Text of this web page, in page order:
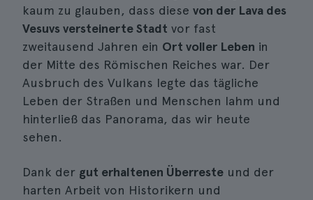
kaum zu glauben, dass diese von der Lava des
Vesuvs versteinerte Stadt vor fast
zweitausend Jahren ein Ort voller Leben in
der Mitte des Römischen Reiches war. Der
Ausbruch des Vulkans legte das tägliche
Leben der Straßen und Menschen lahm und
hinterließ das Panorama, das wir heute
sehen.
Dank der gut erhaltenen Überreste und der
harten Arbeit von Historikern und